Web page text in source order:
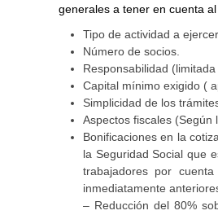
generales a tener en cuenta
Tipo de actividad a
Número de socios.
Responsabilidad
Capital mínimo exigido (
Simplicidad de los
Aspectos fiscales
Bonificaciones en la
la Seguridad Social que
trabajadores por
inmediatamente
– Reducción del 80%